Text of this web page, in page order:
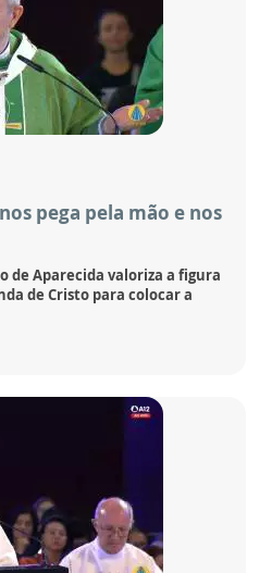
pega pela mão e nos
de Aparecida valoriza a figura
de Cristo para colocar a